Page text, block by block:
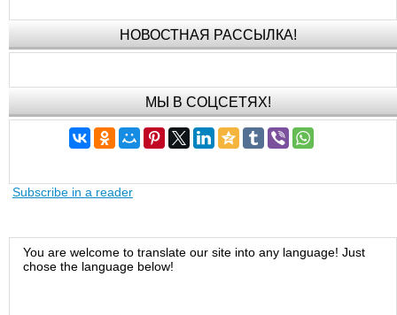
НОВОСТНАЯ РАССЫЛКА!
МЫ В СОЦСЕТЯХ!
Subscribe in a reader
You are welcome to translate our site into any language! Just
chose the language below!